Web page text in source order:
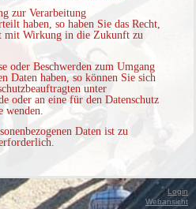
zur Verarbeitung
haben, so haben Sie das Recht,
mit Wirkung in die Zukunft zu
oder Beschwerden zum Umgang
Daten haben, so können Sie sich
unter
oder an eine für den Datenschutz
wenden.
Daten ist zu
Login
Webansicht